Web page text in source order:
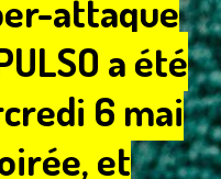
attaque
a été
6 mai
et